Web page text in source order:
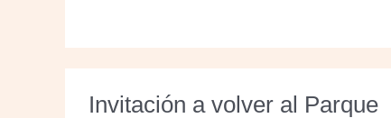
Invitación a volver al Parque